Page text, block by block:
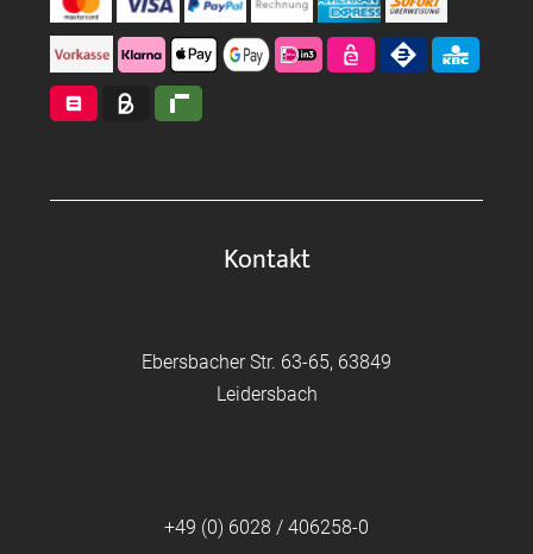
Kontakt
Ebersbacher Str. 63-65, 63849
Leidersbach
+49 (0) 6028 / 406258-0